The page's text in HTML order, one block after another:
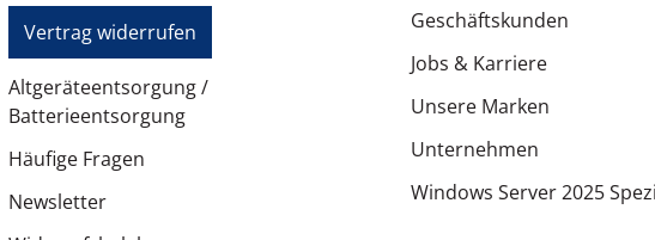
Vertrag widerrufen
Altgeräteentsorgung /
Batterieentsorgung
Häufige Fragen
Newsletter
Geschäftskunden
Jobs & Karriere
Unsere Marken
Unternehmen
Windows Server 2025